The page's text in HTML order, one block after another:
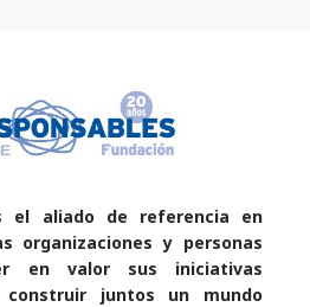
el aliado de referencia en
organizaciones y personas
en valor sus iniciativas
construir juntos un mundo